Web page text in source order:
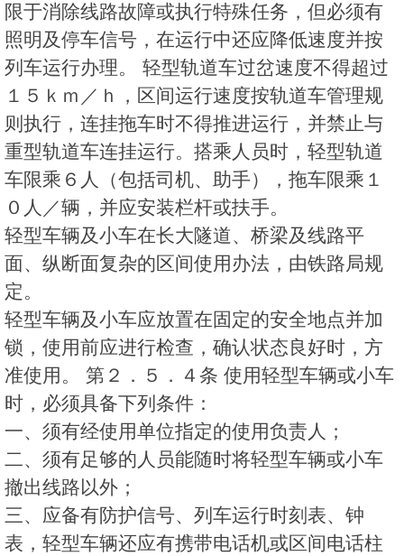
限于消除线路故障或执行特殊任务，但必须有
照明及停车信号，在运行中还应降低速度并按
列车运行办理。 轻型轨道车过岔速度不得超过
１５ｋｍ／ｈ，区间运行速度按轨道车管理规
则执行，连挂拖车时不得推进运行，并禁止与
重型轨道车连挂运行。搭乘人员时，轻型轨道
车限乘６人（包括司机、助手），拖车限乘１
０人／辆，并应安装栏杆或扶手。
轻型车辆及小车在长大隧道、桥梁及线路平
面、纵断面复杂的区间使用办法，由铁路局规
定。
轻型车辆及小车应放置在固定的安全地点并加
锁，使用前应进行检查，确认状态良好时，方
准使用。 第２．５．４条 使用轻型车辆或小车
时，必须具备下列条件：
一、须有经使用单位指定的使用负责人；
二、须有足够的人员能随时将轻型车辆或小车
撤出线路以外；
三、应备有防护信号、列车运行时刻表、钟
表，轻型车辆还应有携带电话机或区间电话柱